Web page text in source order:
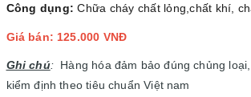
Công dụng:Chữa cháy chất lỏng,chất khí,
Giá bán: 125.000 VNĐ
Ghi chú:Hàng hóa đảm bảo đúng chủng
kiểm định theo tiêu chuẩn Việt nam